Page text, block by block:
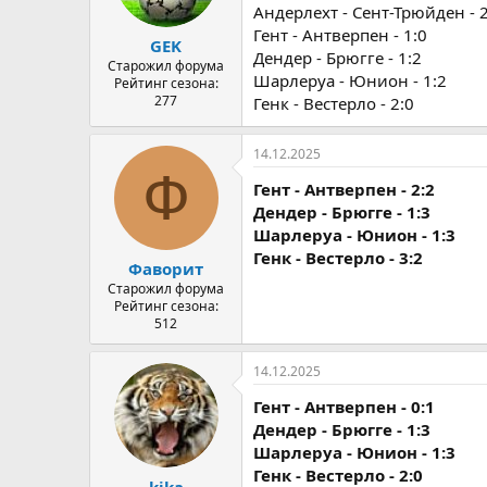
GEK
Старожил форума
Рейтинг сезона:
277
Андерлехт - Сент-Трюйден -
Гент - Антверпен - 1:0
Дендер - Брюгге - 1:2
Шарлеруа - Юнион - 1:2
Генк - Вестерло - 2:0
Ф
Фаворит
Старожил форума
Рейтинг сезона:
512
14.12.2025
Гент - Антверпен - 2:2
Дендер - Брюгге - 1:3
Шарлеруа - Юнион - 1:3
Генк - Вестерло - 3:2
14.12.2025
Гент - Антверпен - 0:1
Дендер - Брюгге - 1:3
Шарлеруа - Юнион - 1:3
Генк - Вестерло - 2:0